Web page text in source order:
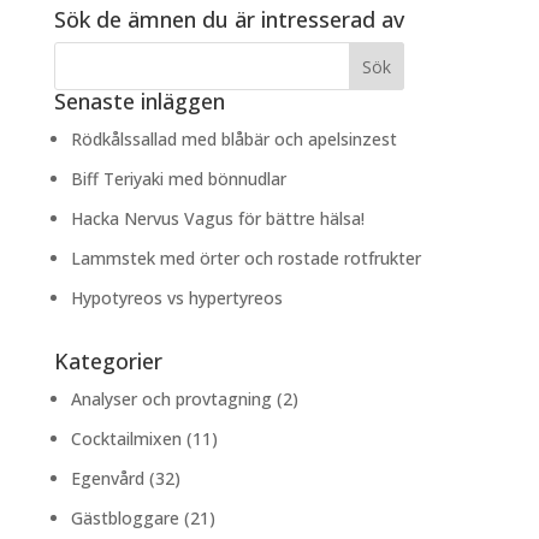
Sök de ämnen du är intresserad av
Senaste inläggen
Rödkålssallad med blåbär och apelsinzest
Biff Teriyaki med bönnudlar
Hacka Nervus Vagus för bättre hälsa!
Lammstek med örter och rostade rotfrukter
Hypotyreos vs hypertyreos
Kategorier
Analyser och provtagning(2)
Cocktailmixen (11)
Egenvård (32)
Gästbloggare (21)